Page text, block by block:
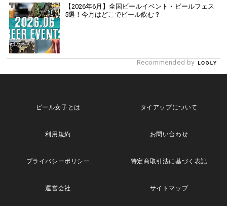
【2026年6月】全国ビールイベント・ビールフェス
5選！今月はどこでビール飲む？
Recommended by
ビール女子とは タイアップについて
利用規約 お問い合わせ
プライバシーポリシー 特定商取引法に基づく表記
運営会社 サイトマップ